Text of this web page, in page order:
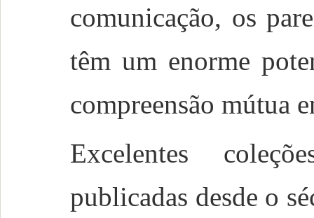
comunicação, os
têm um enorme
compreensão mútua
Excelentes
publicadas desde o